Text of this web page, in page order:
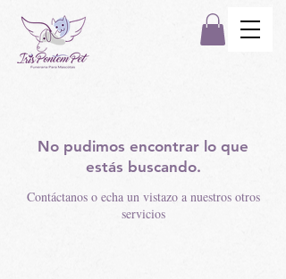
No pudimos encontrar lo que
estás buscando.
Contáctanos o echa un vistazo a nuestros otros
servicios